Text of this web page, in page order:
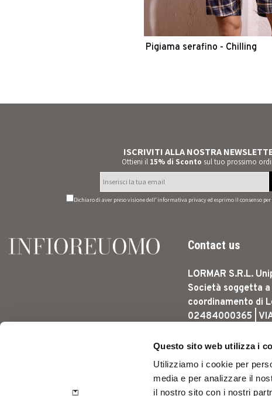
Questo sito web utilizza i
Utilizziamo i cookie per
media e per analizzare il
il nostro sito con i nostri
Pigiama serafino - Chilling
ISCRIVITI ALLA NOSTRA
Ottieni il 15% di Sconto sul tuo prossimo
Dichiaro di aver preso visione dell’informativa privacyed esprimo il consenso
Contact us
LORMAR S.R.L.
Società soggetta
coordinamento di
02484000365 |
CARPI (MO) -
CLIENTI: +39 346
Via